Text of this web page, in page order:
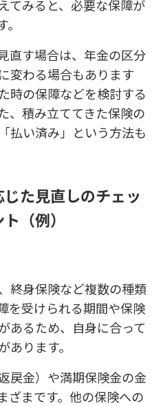
てみると、必要な保障が
直す場合は、年金の区分
変わる場合もあります
時の保障などを検討する
、積み立ててきた保険の
払い済み」という方法も
た見直しのチェッ
（例）
終身保険など複数の種類
を受けられる期間や保険
あるため、自身に合って
あります。
戻金）や満期保険金の金
ざまです。他の保険への